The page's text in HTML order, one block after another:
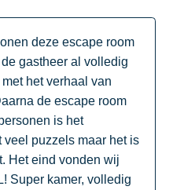
deze escape room
gastheer al volledig
het verhaal van
de escape room
is het
veel puzzels maar het is
Het eind vonden wij
Super kamer, volledig